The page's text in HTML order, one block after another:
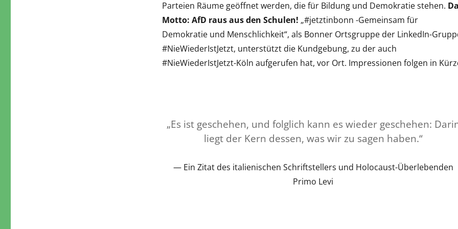
Parteien Räume geöffnet werden, die für Bildung und Demokratie stehen.
Motto: AfD raus aus den Schulen! „#jetztinbonn -Gemeinsam für
Demokratie und Menschlichkeit“, als Bonner Ortsgruppe der LinkedIn-
#NieWiederIstJetzt, unterstützt die Kundgebung, zu der auch
#NieWiederIstJetzt-Köln aufgerufen hat, vor Ort. Impressionen folgen in
„Es ist geschehen, und folglich kann es wieder geschehen:
liegt der Kern dessen, was wir zu sagen haben.“
Ein Zitat des italienischen Schriftstellers und Holocaust-Überlebenden
Primo Levi